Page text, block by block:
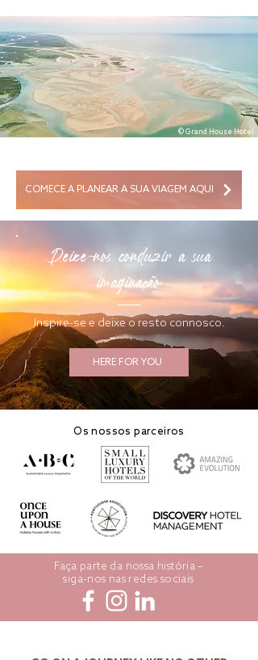
© Grand House Hotel
COMECE A PLANEAR A SUA VIAGEM AQUI
Deixe-nos conduzir a sua
imaginação
Inspire-se e deixe o resto connosco.
HERE FOR YOU
Os nossos parceiros
Faça parte da nossa história –
siga-nos nas redes sociais